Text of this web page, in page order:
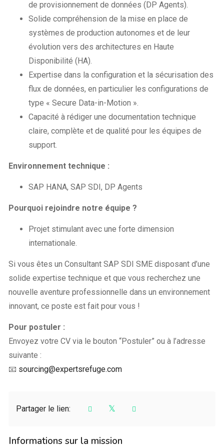
de provisionnement de données (DP Agents).
Solide compréhension de la mise en place de
systèmes de production autonomes et de leur
évolution vers des architectures en Haute
Disponibilité (HA).
Expertise dans la configuration et la sécurisation des
flux de données, en particulier les configurations de
type « Secure Data-in-Motion ».
Capacité à rédiger une documentation technique
claire, complète et de qualité pour les équipes de
support.
Environnement technique :
SAP HANA, SAP SDI, DP Agents
Pourquoi rejoindre notre équipe ?
Projet stimulant avec une forte dimension
internationale.
Si vous êtes un Consultant SAP SDI SME disposant d’une
solide expertise technique et que vous recherchez une
nouvelle aventure professionnelle dans un environnement
innovant, ce poste est fait pour vous !
Pour postuler :
Envoyez votre CV via le bouton “Postuler” ou à l’adresse
suivante :
📧 sourcing@expertsrefuge.com
Partager le lien:
Informations sur la mission